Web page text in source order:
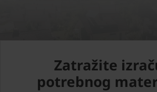
Zatražite
potrebnog